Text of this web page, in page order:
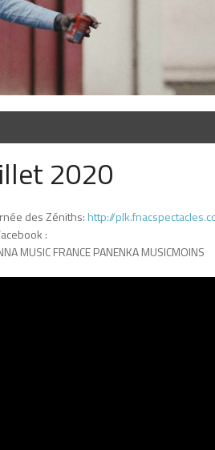
2020
des Zéniths: http://
:
MUSIC FRANCE PANENKA MUSICMOINS